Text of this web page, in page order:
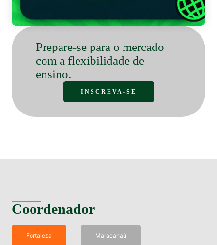
Prepare-se para o mercado
com a flexibilidade de
ensino.
INSCREVA-SE
Coordenador
Fortaleza Maracanaú